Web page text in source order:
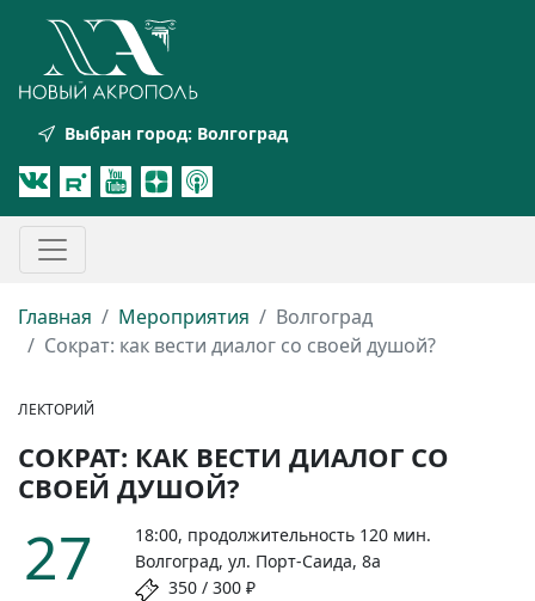
Выбран город: Волгоград
Главная Мероприятия
Волгоград
Сократ: как вести диалог со своей душой?
ЛЕКТОРИЙ
СОКРАТ: КАК ВЕСТИ ДИАЛОГ СО
СВОЕЙ ДУШОЙ?
27
18:00, продолжительность 120 мин.
Волгоград, ул. Порт-Саида, 8а
350 / 300 ₽